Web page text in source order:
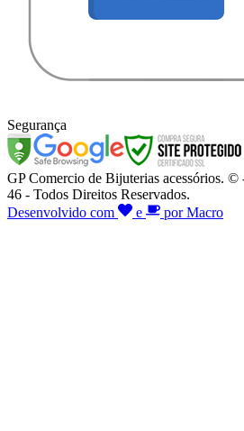
Segurança
GP Comercio de Bijuterias acessórios.
46 - Todos Direitos Reservados.
Desenvolvido com
e por Macro